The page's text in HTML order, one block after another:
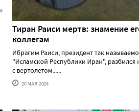
Тиран Раиси мертв: знамение
коллегам
Ибрагим Раиси, президент так
"Исламской Республики Иран", разбился
с вертолетом......
20 МАЯ'2024